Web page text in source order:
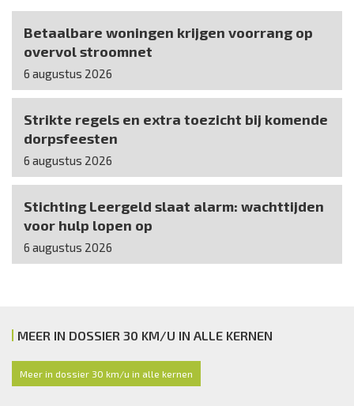
Betaalbare woningen krijgen voorrang op
overvol stroomnet
6 augustus 2026
Strikte regels en extra toezicht bij komende
dorpsfeesten
6 augustus 2026
Stichting Leergeld slaat alarm: wachttijden
voor hulp lopen op
6 augustus 2026
MEER IN DOSSIER 30 KM/U IN ALLE KERNEN
Meer in dossier 30 km/u in alle kernen